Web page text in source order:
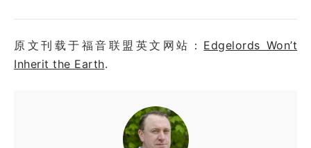
原文刊载于福音联盟英文网站： Edgelords Won’t
Inherit the Earth.